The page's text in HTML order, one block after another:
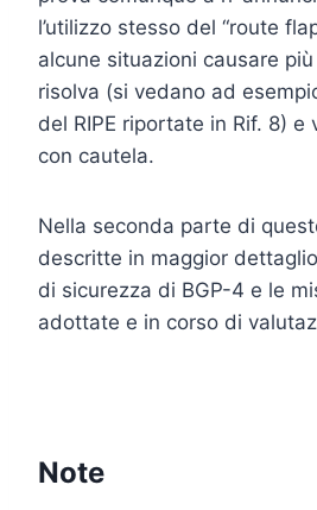
l’utilizzo stesso del “route
alcune situazioni causare
risolva (si vedano ad
del RIPE riportate in Rif. 8)
con cautela.
Nella seconda parte di
descritte in maggior
di sicurezza di BGP-4 e le
adottate e in corso di
Note